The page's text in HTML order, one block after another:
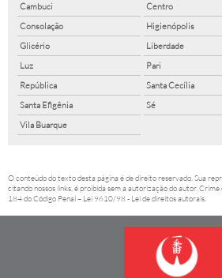
Cambuci
Centro
Consolação
Higienópolis
Glicério
Liberdade
Luz
Pari
República
Santa Cecília
Santa Efigênia
Sé
Vila Buarque
O conteúdo do texto desta página é de direito reservado. Sua
citando nossos links, é proibida sem a autorização do autor.
184 do Código Penal – Lei 9610/98 - Lei de direitos autorais.